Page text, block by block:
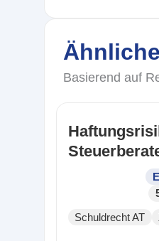
Basierend auf
Schuldrecht AT